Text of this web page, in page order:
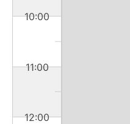
10:00
11:00
12:00